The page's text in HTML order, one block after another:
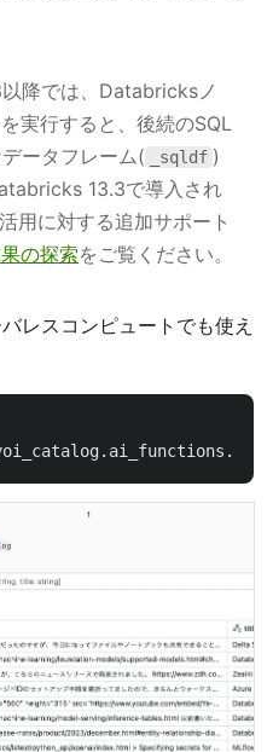
降では、Databricksノ
実行すると、後続のSQL
ータフレーム(
_sqldf )
13.3で導入され
用に対する追加サポート
の探索をご覧ください。
レスコンピュートでも使え
. ai_functions .